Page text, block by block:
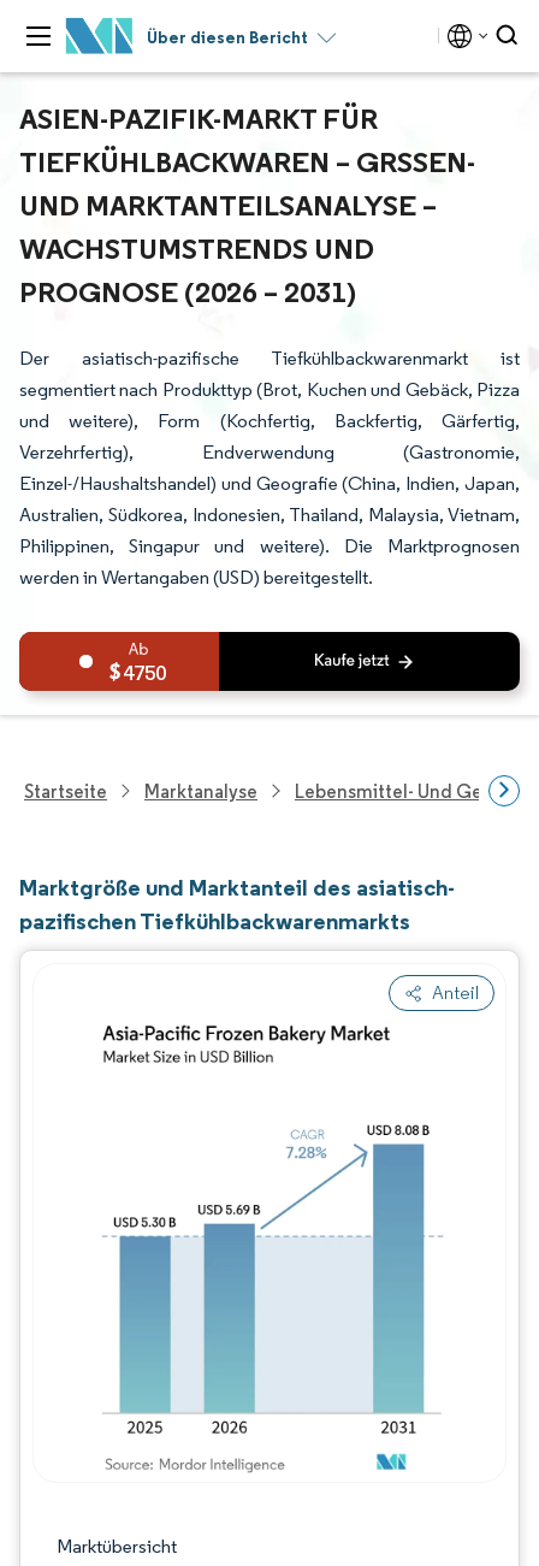
Über diesen Bericht
ASIEN-PAZIFIK-MARKT FÜR
TIEFKÜHLBACKWAREN – GRSSEN- U
ND MARKTANTEILSANALYSE – W
ACHSTUMSTRENDS UND P
ROGNOSE (2026 – 2031)
Der asiatisch-pazifische Tiefkühlbackwarenmarkt ist
segmentiert nach Produkttyp (Brot, Kuchen und Gebäck, Pizza
und weitere), Form (Kochfertig, Backfertig, Gärfertig,
Verzehrfertig), Endverwendung (Gastronomie,
Einzel-/Haushaltshandel) und Geografie (China, Indien, Japan,
Australien, Südkorea, Indonesien, Thailand, Malaysia, Vietnam,
Philippinen, Singapur und weitere). Die Marktprognosen
werden in Wertangaben (USD) bereitgestellt.
4750
Startseite Marktanalyse Lebensmittel- Und
Marktgröße und Marktanteil des asiatisch-
pazifischen Tiefkühlbackwarenmarkts
Anteil
Marktübersicht